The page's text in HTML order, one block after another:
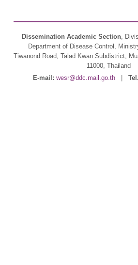
Dissemination Academic Section,
Department of Disease Control,
Tiwanond Road, Talad Kwan Subdistrict,
11000, Thailand
E-mail: wesr@ddc.mail.go.th|